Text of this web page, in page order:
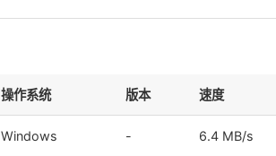
操作系统 版本 速度
Windows - 6.4 MB/s